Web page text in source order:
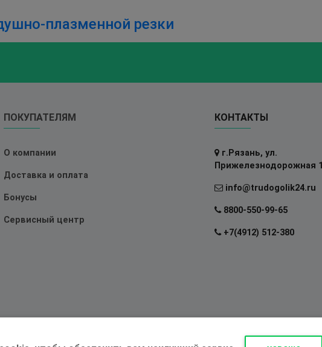
плазменной резки
ПОКУПАТЕЛЯМ
О компании
Доставка и оплата
Бонусы
Сервисный центр
КОНТАКТЫ
г.Рязань, ул.
Прижелезнодорожная
info@trudogolik24.ru
8800-550-99-65
+7(4912) 512-380